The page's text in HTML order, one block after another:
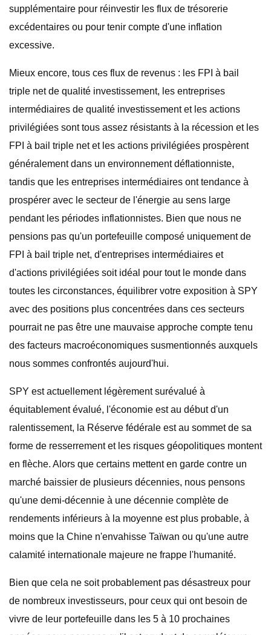
supplémentaire pour réinvestir les flux de trésorerie
excédentaires ou pour tenir compte d'une inflation
excessive.
Mieux encore, tous ces flux de revenus : les FPI à bail
triple net de qualité investissement, les entreprises
intermédiaires de qualité investissement et les actions
privilégiées sont tous assez résistants à la récession et les
FPI à bail triple net et les actions privilégiées prospèrent
généralement dans un environnement déflationniste,
tandis que les entreprises intermédiaires ont tendance à
prospérer avec le secteur de l'énergie au sens large
pendant les périodes inflationnistes. Bien que nous ne
pensions pas qu'un portefeuille composé uniquement de
FPI à bail triple net, d'entreprises intermédiaires et
d'actions privilégiées soit idéal pour tout le monde dans
toutes les circonstances, équilibrer votre exposition à SPY
avec des positions plus concentrées dans ces secteurs
pourrait ne pas être une mauvaise approche compte tenu
des facteurs macroéconomiques susmentionnés auxquels
nous sommes confrontés aujourd'hui.
SPY est actuellement légèrement surévalué à
équitablement évalué, l'économie est au début d'un
ralentissement, la Réserve fédérale est au sommet de sa
forme de resserrement et les risques géopolitiques montent
en flèche. Alors que certains mettent en garde contre un
marché baissier de plusieurs décennies, nous pensons
qu'une demi-décennie à une décennie complète de
rendements inférieurs à la moyenne est plus probable, à
moins que la Chine n'envahisse Taïwan ou qu'une autre
calamité internationale majeure ne frappe l'humanité.
Bien que cela ne soit probablement pas désastreux pour
de nombreux investisseurs, pour ceux qui ont besoin de
vivre de leur portefeuille dans les 5 à 10 prochaines